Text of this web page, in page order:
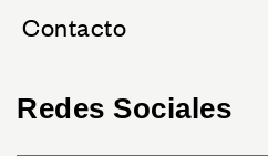
Contacto
Redes Sociales